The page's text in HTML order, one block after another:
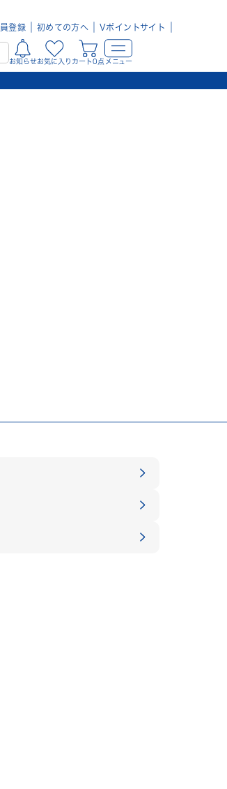
登録 初めての方へ Vポイントサイト
お知らせお気に入り カート0点 メニュー